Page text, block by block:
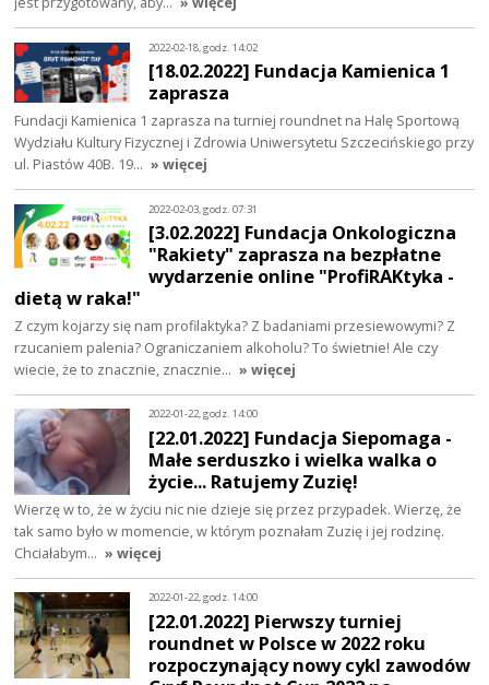
2022-02-18, godz. 14:02
[18.02.2022] Fundacja Kamienica 1
zaprasza
Fundacji Kamienica 1 zaprasza na turniej roundnet na Halę Sportową
Wydziału Kultury Fizycznej i Zdrowia Uniwersytetu Szczecińskiego przy
ul. Piastów 40B. 19… » więcej
2022-02-03, godz. 07:31
[3.02.2022] Fundacja Onkologiczna
"Rakiety" zaprasza na bezpłatne
wydarzenie online "ProfiRAKtyka -
dietą w raka!"
Z czym kojarzy się nam profilaktyka? Z badaniami przesiewowymi? Z
rzucaniem palenia? Ograniczaniem alkoholu? To świetnie! Ale czy
wiecie, że to znacznie, znacznie… » więcej
2022-01-22, godz. 14:00
[22.01.2022] Fundacja Siepomaga -
Małe serduszko i wielka walka o
życie... Ratujemy Zuzię!
Wierzę w to, że w życiu nic nie dzieje się przez przypadek. Wierzę, że
tak samo było w momencie, w którym poznałam Zuzię i jej rodzinę.
Chciałabym… » więcej
2022-01-22, godz. 14:00
[22.01.2022] Pierwszy turniej
roundnet w Polsce w 2022 roku
rozpoczynający nowy cykl zawodów